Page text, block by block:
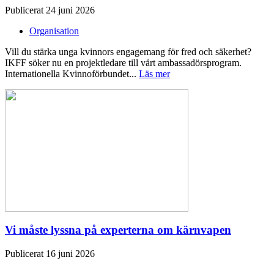
Publicerat 24 juni 2026
Organisation
Vill du stärka unga kvinnors engagemang för fred och säkerhet?
IKFF söker nu en projektledare till vårt ambassadörsprogram.
Internationella Kvinnoförbundet... Läs mer
Vi måste lyssna på experterna om kärnvapen
Publicerat 16 juni 2026